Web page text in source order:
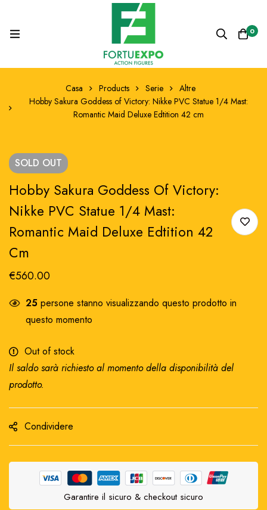
0
Casa Products Serie
Altre
Hobby Sakura Goddess of Victory: Nikke PVC Statue 1/4 Mast:
Romantic Maid Deluxe Edtition 42 cm
SOLD OUT
Hobby Sakura Goddess Of Victory:
Nikke PVC Statue 1/4 Mast:
Romantic Maid Deluxe Edtition 42
Cm
€560.00
25 persone stanno visualizzando questo prodotto in
questo momento
Out of stock
Il saldo sarà richiesto al momento della disponibilità del
prodotto.
Condividere
Garantire il sicuro & checkout sicuro